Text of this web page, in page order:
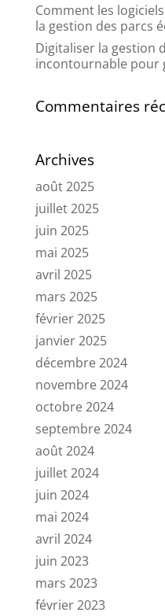
Comment les
la gestion des parcs
Digitaliser la gestion
incontournable pour
Commentaires
Archives
août 2025
juillet 2025
juin 2025
mai 2025
avril 2025
mars 2025
février 2025
janvier 2025
décembre 2024
novembre 2024
octobre 2024
septembre 2024
août 2024
juillet 2024
juin 2024
mai 2024
avril 2024
juin 2023
mars 2023
février 2023